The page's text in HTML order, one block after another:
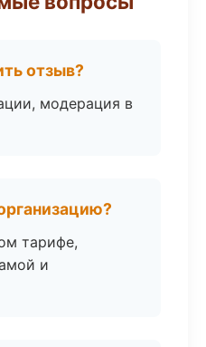
отзыв?
модерация в
тарифе,
и